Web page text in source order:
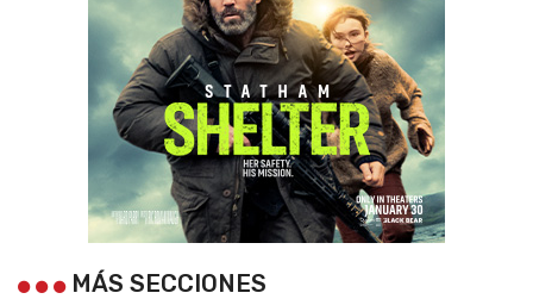
MÁS SECCIONES